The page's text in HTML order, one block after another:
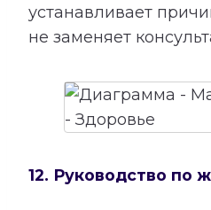
устанавливает
не заменяет
12. Руководство по